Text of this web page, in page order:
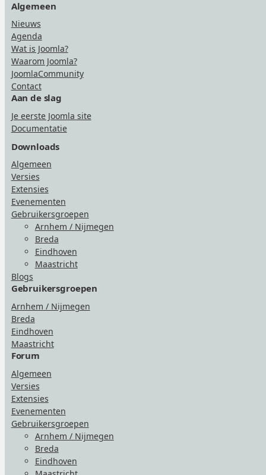
Algemeen
Nieuws
Agenda
Wat is Joomla?
Waarom Joomla?
JoomlaCommunity
Contact
Aan de slag
Je eerste Joomla site
Documentatie
Downloads
Algemeen
Versies
Extensies
Evenementen
Gebruikersgroepen
Arnhem / Nijmegen
Breda
Eindhoven
Maastricht
Blogs
Gebruikersgroepen
Arnhem / Nijmegen
Breda
Eindhoven
Maastricht
Forum
Algemeen
Versies
Extensies
Evenementen
Gebruikersgroepen
Arnhem / Nijmegen
Breda
Eindhoven